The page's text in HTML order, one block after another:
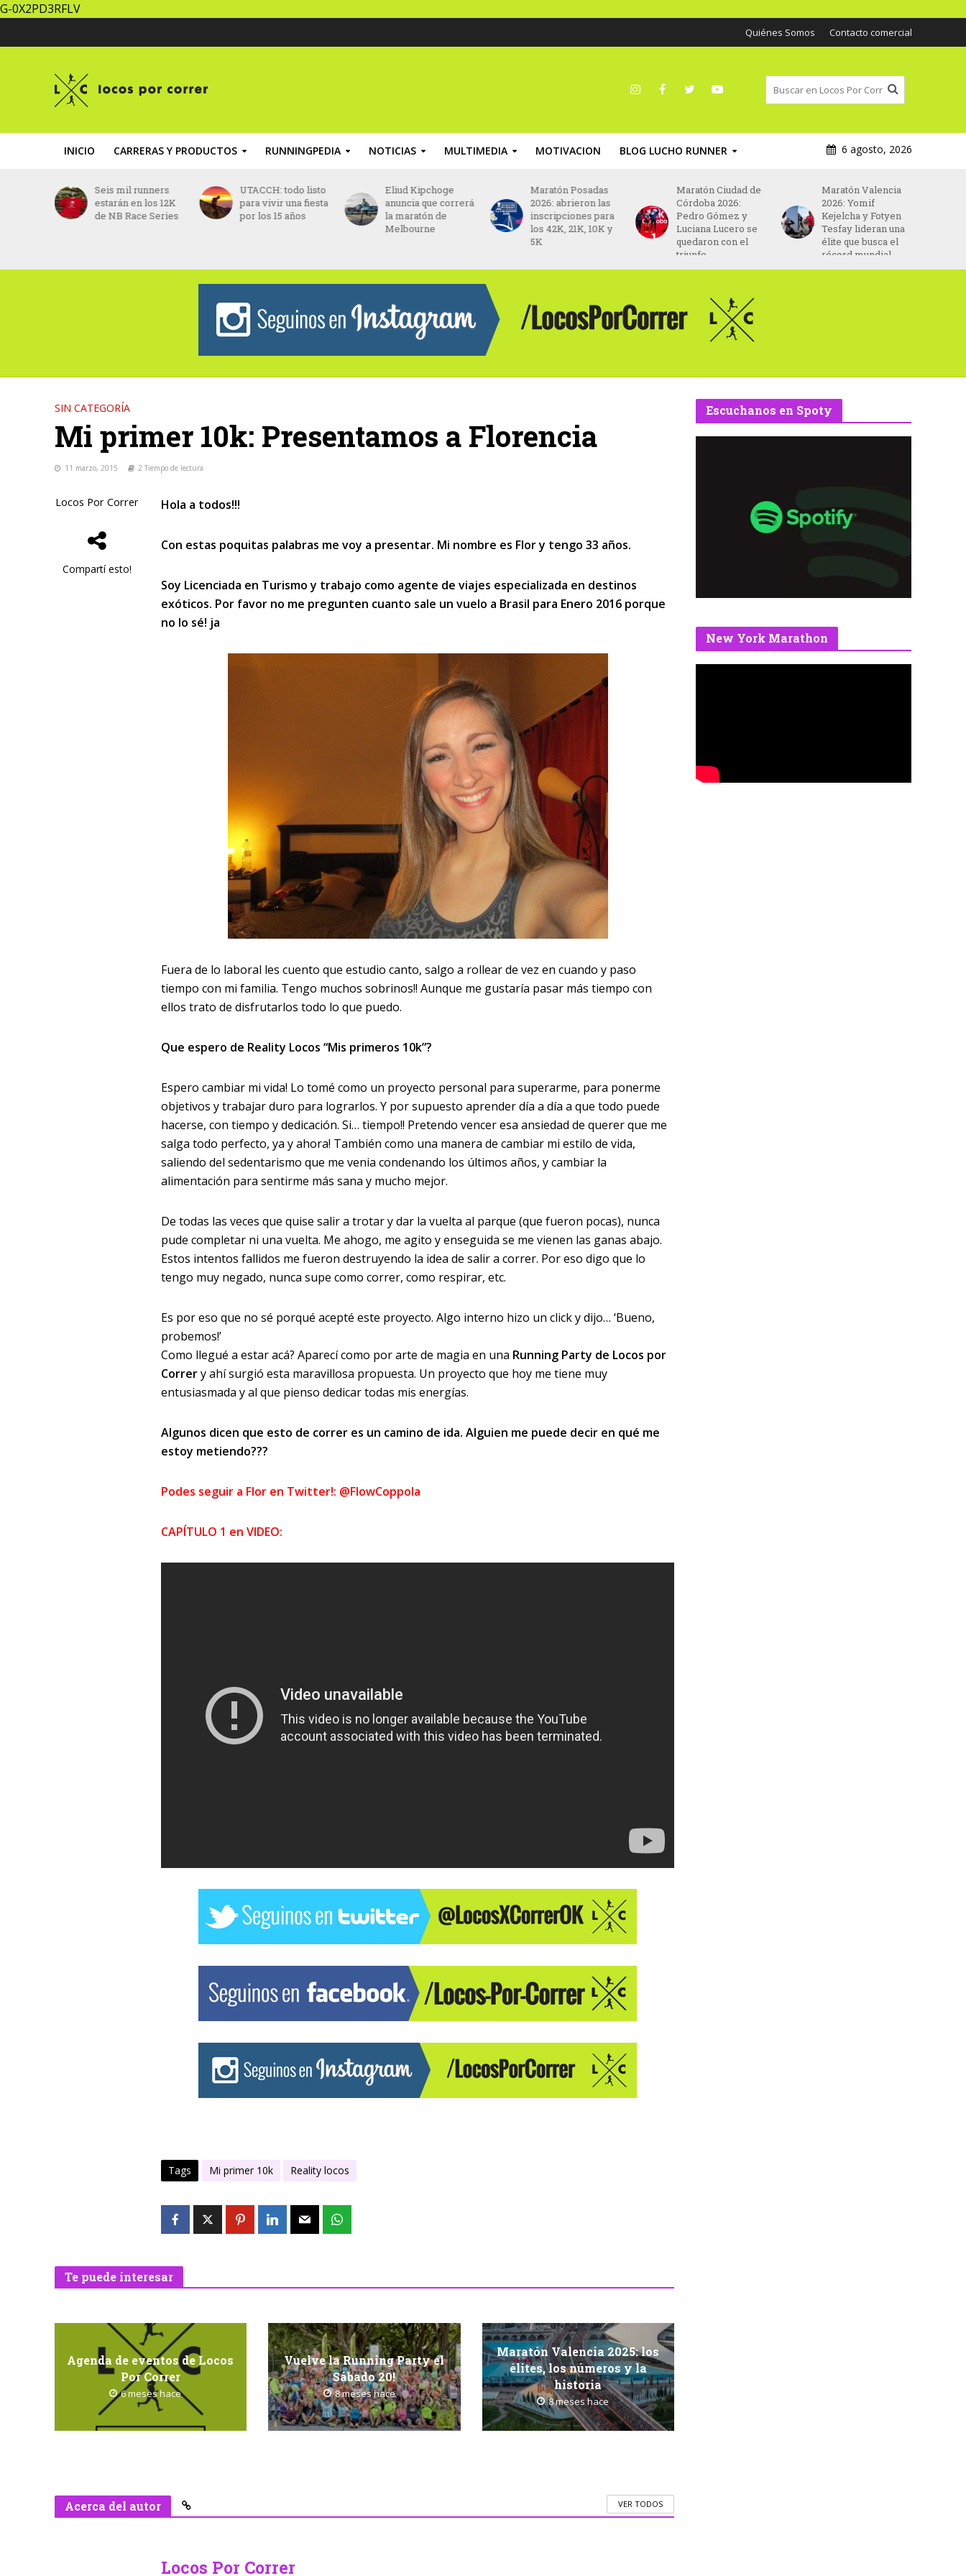
G-0X2PD3RFLV
Quiénes Somos Contacto comercial
INICIO CARRERAS Y PRODUCTOS RUNNINGPEDIA NOTICIAS MULTIMEDIA MOTIVACION BLOG LUCHO RUNNER 6 agosto, 2026
Seis mil runners
estarán en los 12K
de NB Race Series
UTACCH: todo listo
para vivir una fiesta
por los 15 años
Eliud Kipchoge
anuncia que correrá
la maratón de
Melbourne
Maratón Posadas
2026: abrieron las
inscripciones para
los 42K, 21K, 10K y
5K
Maratón Ciudad de
Córdoba 2026:
Pedro Gómez y
Luciana Lucero se
quedaron con el
triunfo
Maratón Valencia
2026: Yomif
Kejelcha y Fotyen
Tesfay lideran una
élite que busca el
récord mundial
SIN CATEGORÍA
Mi primer 10k: Presentamos a Florencia
11 marzo, 2015 2 Tiempo de lectura
Locos Por Correr
Compartí esto!
Hola a todos!!!
Con estas poquitas palabras me voy a presentar. Mi nombre es Flor y tengo 33 años.
Soy Licenciada en Turismo y trabajo como agente de viajes especializada en destinos
exóticos. Por favor no me pregunten cuanto sale un vuelo a Brasil para Enero 2016 porque
no lo sé! ja
Fuera de lo laboral les cuento que estudio canto, salgo a rollear de vez en cuando y paso
tiempo con mi familia. Tengo muchos sobrinos!! Aunque me gustaría pasar más tiempo con
ellos trato de disfrutarlos todo lo que puedo.
Que espero de Reality Locos “Mis primeros 10k”?
Espero cambiar mi vida! Lo tomé como un proyecto personal para superarme, para ponerme
objetivos y trabajar duro para lograrlos. Y por supuesto aprender día a día a que todo puede
hacerse, con tiempo y dedicación. Si… tiempo!! Pretendo vencer esa ansiedad de querer que me
salga todo perfecto, ya y ahora! También como una manera de cambiar mi estilo de vida,
saliendo del sedentarismo que me venia condenando los últimos años, y cambiar la
alimentación para sentirme más sana y mucho mejor.
De todas las veces que quise salir a trotar y dar la vuelta al parque (que fueron pocas), nunca
pude completar ni una vuelta. Me ahogo, me agito y enseguida se me vienen las ganas abajo.
Estos intentos fallidos me fueron destruyendo la idea de salir a correr. Por eso digo que lo
tengo muy negado, nunca supe como correr, como respirar, etc.
Es por eso que no sé porqué acepté este proyecto. Algo interno hizo un click y dijo… ‘Bueno,
probemos!’
Como llegué a estar acá? Aparecí como por arte de magia en una Running Party de Locos por
Correry ahí surgió esta maravillosa propuesta. Un proyecto que hoy me tiene muy
entusiasmada y al que pienso dedicar todas mis energías.
Algunos dicen que esto de correr es un camino de ida. Alguien me puede decir en qué me
estoy metiendo???
Podes seguir a Flor en Twitter!: @FlowCoppola
CAPÍTULO 1 en VIDEO:
Tags Mi primer 10k Reality locos
Te puede interesar
Agenda de eventos de Locos
Por Correr
6 meses hace
Vuelve la Running Party el
Sábado 20!
8 meses hace
Maratón Valencia 2025: los
élites, los números y la
historia
8 meses hace
Acerca del autor VER TODOS
Locos Por Correr
Escuchanos en Spoty
New York Marathon